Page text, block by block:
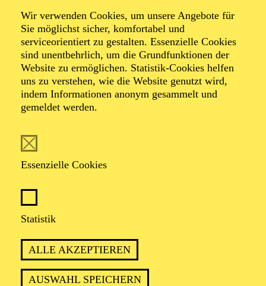
Wir verwenden Cookies, um unsere Angebote für
Sie möglichst sicher, komfortabel und
serviceorientiert zu gestalten. Essenzielle Cookies
sind unentbehrlich, um die Grundfunktionen der
Website zu ermöglichen. Statistik-Cookies helfen
uns zu verstehen, wie die Website genutzt wird,
indem Informationen anonym gesammelt und
gemeldet werden.
Essenzielle Cookies
Statistik
ALLE AKZEPTIEREN
AUSWAHL SPEICHERN
Orchester · Chorklang
Silvesterkonzert
Beethoven-Gala
TERMIN
Donnerstag 31. Dezember 2026